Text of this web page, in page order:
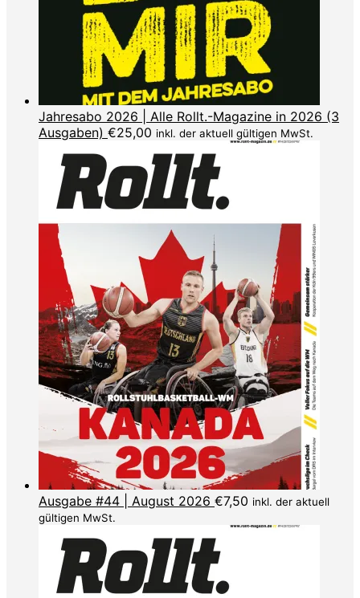
Jahresabo 2026 | Alle Rollt.-Magazine in 2026 (3
Ausgaben) €25,00 inkl. der aktuell gültigen MwSt.
Ausgabe #44 | August 2026 €7,50 inkl. der aktuell
gültigen MwSt.